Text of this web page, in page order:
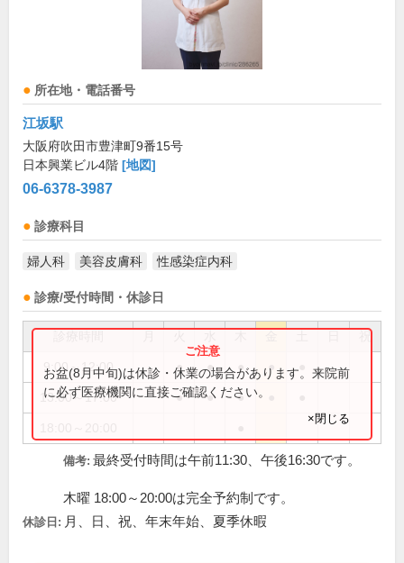
所在地・電話番号
江坂駅
大阪府吹田市豊津町9番15号
日本興業ビル4階 [地図]
06-6378-3987
診療科目
婦人科 美容皮膚科 性感染症内科
診療/受付時間・休診日
祝
9:00～12:00 ● ● ● ●
13:00～17:00 ● ● ●
お盆(8月中旬)は休診・休業の場合があります。来院前
に必ず医療機関に直接ご確認ください。
×閉じる
備考: 最終受付時間は午前11:30、午後16:30です。
木曜 18:00～20:00は完全予約制です。
休診日: 月、日、祝、年末年始、夏季休暇